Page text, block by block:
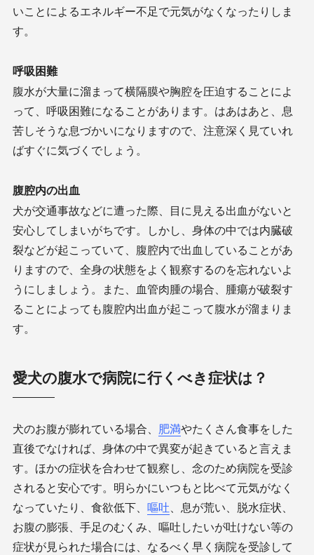
いことによるエネルギー不足で元気がなくなったりしま
す。
呼吸困難
腹水が大量に溜まって横隔膜や胸腔を圧迫することによ
って、呼吸困難になることがあります。はあはあと、息
苦しそうな息づかいになりますので、注意深く見ていれ
ばすぐに気づくでしょう。
腹腔内の出血
犬が交通事故などに遭った際、目に見える出血がないと
安心してしまいがちです。しかし、身体の中では内臓破
裂などが起こっていて、腹腔内で出血していることがあ
りますので、全身の状態をよく観察するのを忘れないよ
うにしましょう。また、血管肉腫の場合、腫瘍が破裂す
ることによっても腹腔内出血が起こって腹水が溜まりま
す。
愛犬の腹水で病院に行くべき症状は？
犬のお腹が膨れている場合、 肥満やたくさん食事をした
直後でなければ、身体の中で異変が起きていると言えま
す。ほかの症状を合わせて観察し、念のため病院を受診
されると安心です。明らかにいつもと比べて元気がなく
なっていたり、食欲低下、 嘔吐、息が荒い、脱水症状、
お腹の膨張、手足のむくみ、嘔吐したいが吐けない等の
症状が見られた場合には、なるべく早く病院を受診して